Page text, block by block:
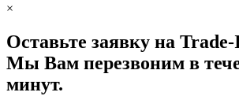
×
Оставьте заявку на
Мы Вам перезвоним в
минут.